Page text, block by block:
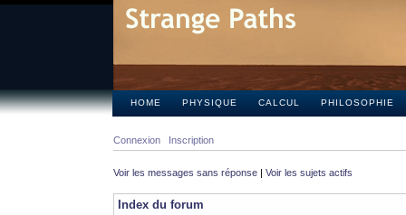
HOME PHYSIQUE CALCUL PHILOSOPHIE
Connexion Inscription
Voir les messages sans réponse | Voir les sujets actifs
Index du forum